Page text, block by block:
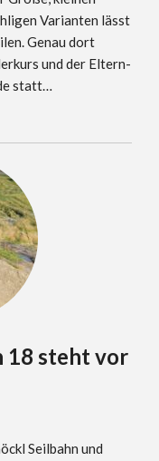
Varianten lässt
Genau dort
und der Eltern-
statt…
18 steht vor
Seilbahn und